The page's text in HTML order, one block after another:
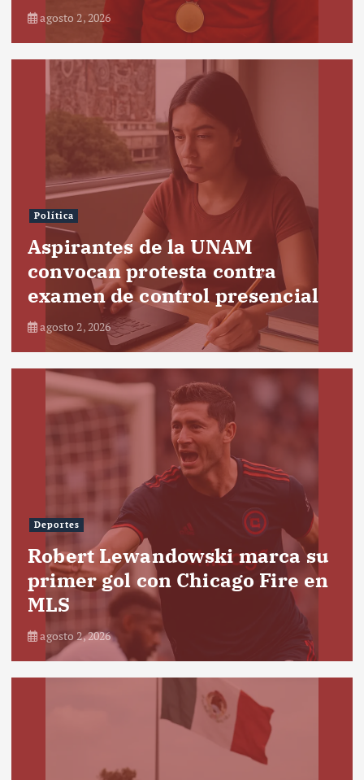
agosto 2, 2026
Política
Aspirantes de la UNAM
convocan protesta contra
examen de control presencial
agosto 2, 2026
Deportes
Robert Lewandowski marca su
primer gol con Chicago Fire en
MLS
agosto 2, 2026